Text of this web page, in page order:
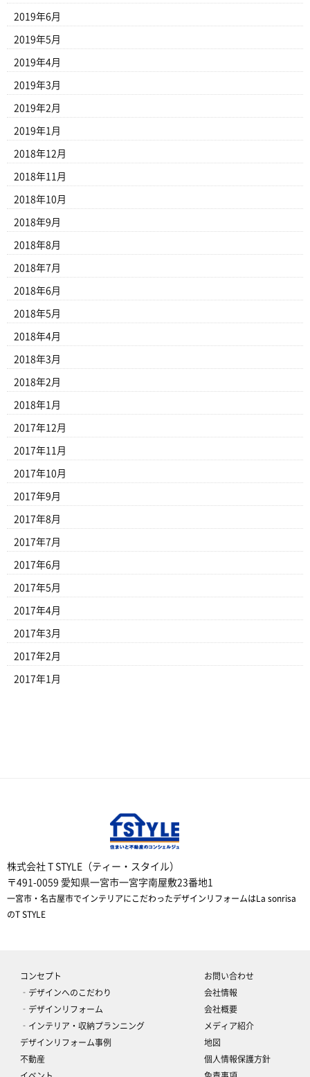
2019年6月
2019年5月
2019年4月
2019年3月
2019年2月
2019年1月
2018年12月
2018年11月
2018年10月
2018年9月
2018年8月
2018年7月
2018年6月
2018年5月
2018年4月
2018年3月
2018年2月
2018年1月
2017年12月
2017年11月
2017年10月
2017年9月
2017年8月
2017年7月
2017年6月
2017年5月
2017年4月
2017年3月
2017年2月
2017年1月
株式会社 T STYLE（ティー・スタイル）
〒491-0059 愛知県一宮市一宮字南屋敷23番地1
一宮市・名古屋市でインテリアにこだわったデザインリフォームはLa sonrisa
のT STYLE
コンセプト
‐デザインへのこだわり
‐デザインリフォーム
‐インテリア・収納プランニング
デザインリフォーム事例
不動産
お問い合わせ
会社情報
会社概要
メディア紹介
地図
個人情報保護方針